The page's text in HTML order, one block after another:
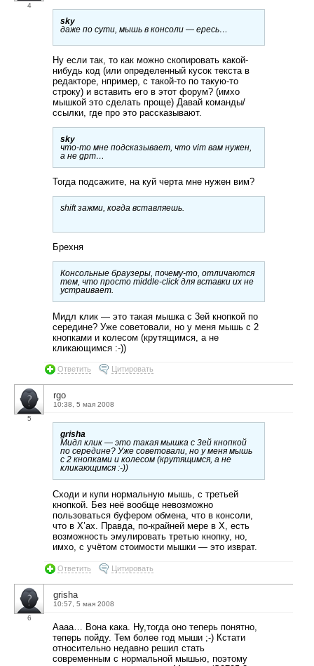
4
sky
даже по сути, мышь в консоли — ересь…
Ну если так, то как можно скопировать какой-
нибудь код (или определенный кусок текста в
редакторе, нпример, с такой-то по такую-то
строку) и вставить его в этот форум? (имхо
мышкой это сделать проще) Давай команды/
ссылки, где про это рассказывают.
sky
что-то мне подсказывает, что vim вам нужен,
а не gpm…
Тогда подсажите, на куй черта мне нужен вим?
shift зажми, когда вставляешь.
Брехня
Консольные браузеры, почему-то, отличаются
тем, что просто middle-click для вставки их не
устраивает.
Мидл клик — это такая мышка с 3ей кнопкой по
середине? Уже советовали, но у меня мышь с 2
кнопками и колесом (крутящимся, а не
кликающимся :-))
Ответить Цитировать
5
rgo
10:38, 5 мая 2008
grisha
Мидл клик — это такая мышка с 3ей кнопкой
по середине? Уже советовали, но у меня мышь
с 2 кнопками и колесом (крутящимся, а не
кликающимся :-))
Сходи и купи нормальную мышь, с третьей
кнопкой. Без неё вообще невозможно
пользоваться буфером обмена, что в консоли,
что в X’ах. Правда, по-крайней мере в X, есть
возможность эмулировать третью кнопку, но,
имхо, с учётом стоимости мышки — это изврат.
Ответить Цитировать
6
grisha
10:57, 5 мая 2008
Аааа… Вона кака. Ну,тогда оно теперь понятно,
теперь пойду. Тем более год мыши ;-) Кстати
относительно недавно решил стать
современным с нормальной мышью, поэтому